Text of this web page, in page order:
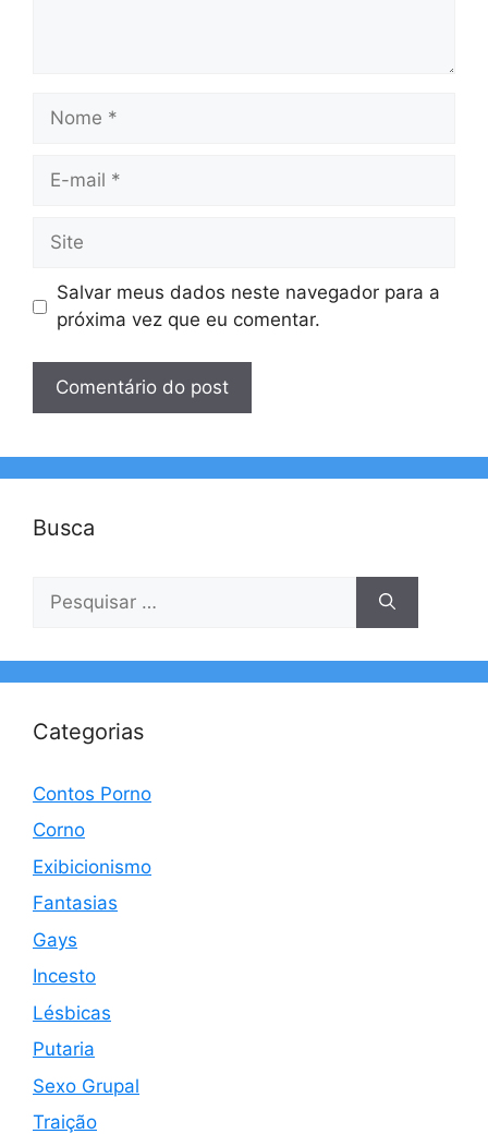
Nome
Site
Salvar meus dados neste navegador para a
próxima vez que eu comentar.
Busca
por:
Categorias
Contos Porno
Corno
Exibicionismo
Fantasias
Gays
Incesto
Lésbicas
Putaria
Sexo Grupal
Traição